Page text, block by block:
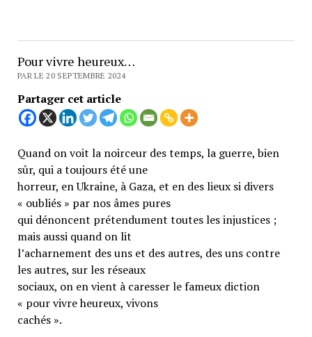
Pour vivre heureux…
PAR LE 20 SEPTEMBRE 2024
Partager cet article
Quand on voit la noirceur des temps, la guerre, bien
sûr, qui a toujours été une
horreur, en Ukraine, à Gaza, et en des lieux si divers
« oubliés » par nos âmes pures
qui dénoncent prétendument toutes les injustices ;
mais aussi quand on lit
l’acharnement des uns et des autres, des uns contre
les autres, sur les réseaux
sociaux, on en vient à caresser le fameux diction
« pour vivre heureux, vivons
cachés ».